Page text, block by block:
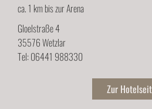
ca. 1 km bis zur Arena
Gloelstraße 4
35576 Wetzlar
Tel: 06441 988330
Zur